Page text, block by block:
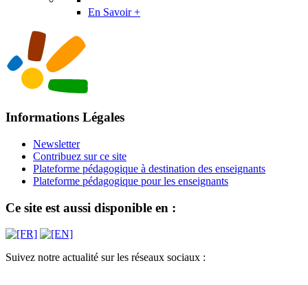
En Savoir +
Informations Légales
Newsletter
Contribuez sur ce site
Plateforme pédagogique à destination des enseignants
Plateforme pédagogique pour les enseignants
Ce site est aussi disponible en :
Suivez notre actualité sur les réseaux sociaux :